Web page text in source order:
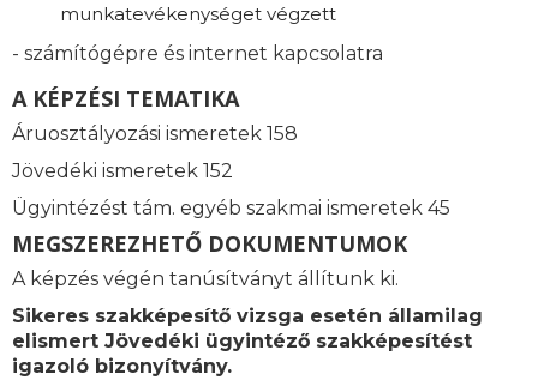
munkatevékenységet végzett
- számítógépre és internet kapcsolatra
A KÉPZÉSI TEMATIKA
Áruosztályozási ismeretek 158
Jövedéki ismeretek 152
Ügyintézést tám. egyéb szakmai ismeretek 45
MEGSZEREZHETŐ DOKUMENTUMOK
A képzés végén tanúsítványt állítunk ki.
Sikeres szakképesítő vizsga esetén államilag
elismert Jövedéki ügyintéző szakképesítést
igazoló bizonyítvány.